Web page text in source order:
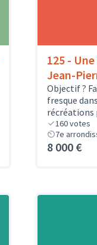
125 -
Jean-
Objectif ?
fresque
récréations
160votes
7e
8 000 €